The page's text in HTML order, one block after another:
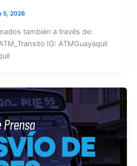
5, 2026
también a través de:
IG: ATMGuayaquil